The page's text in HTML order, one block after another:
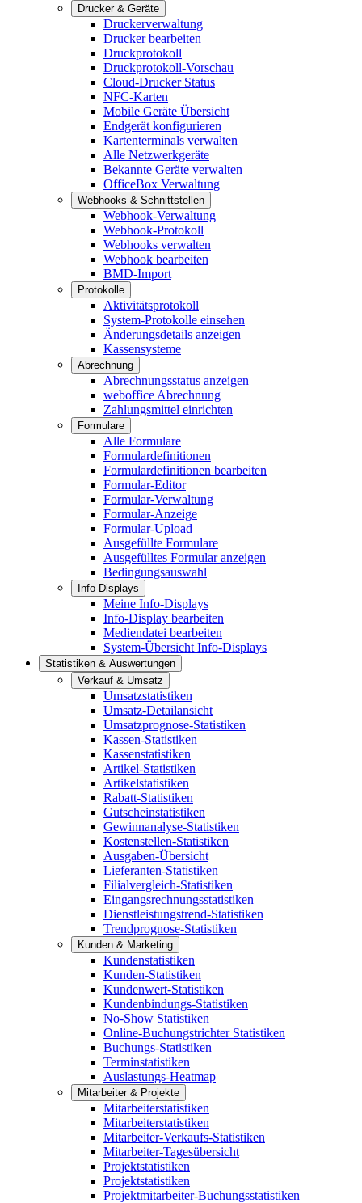
Drucker & Geräte
Druckerverwaltung
Drucker bearbeiten
Druckprotokoll
Druckprotokoll-Vorschau
Cloud-Drucker Status
NFC-Karten
Mobile Geräte Übersicht
Endgerät konfigurieren
Kartenterminals verwalten
Alle Netzwerkgeräte
Bekannte Geräte verwalten
OfficeBox Verwaltung
Webhooks & Schnittstellen
Webhook-Verwaltung
Webhook-Protokoll
Webhooks verwalten
Webhook bearbeiten
BMD-Import
Protokolle
Aktivitätsprotokoll
System-Protokolle einsehen
Änderungsdetails anzeigen
Kassensysteme
Abrechnung
Abrechnungsstatus anzeigen
weboffice Abrechnung
Zahlungsmittel einrichten
Formulare
Alle Formulare
Formulardefinitionen
Formulardefinitionen bearbeiten
Formular-Editor
Formular-Verwaltung
Formular-Anzeige
Formular-Upload
Ausgefüllte Formulare
Ausgefülltes Formular anzeigen
Bedingungsauswahl
Info-Displays
Meine Info-Displays
Info-Display bearbeiten
Mediendatei bearbeiten
System-Übersicht Info-Displays
Statistiken & Auswertungen
Verkauf & Umsatz
Umsatzstatistiken
Umsatz-Detailansicht
Umsatzprognose-Statistiken
Kassen-Statistiken
Kassenstatistiken
Artikel-Statistiken
Artikelstatistiken
Rabatt-Statistiken
Gutscheinstatistiken
Gewinnanalyse-Statistiken
Kostenstellen-Statistiken
Ausgaben-Übersicht
Lieferanten-Statistiken
Filialvergleich-Statistiken
Eingangsrechnungsstatistiken
Dienstleistungstrend-Statistiken
Trendprognose-Statistiken
Kunden & Marketing
Kundenstatistiken
Kunden-Statistiken
Kundenwert-Statistiken
Kundenbindungs-Statistiken
No-Show Statistiken
Online-Buchungstrichter Statistiken
Buchungs-Statistiken
Terminstatistiken
Auslastungs-Heatmap
Mitarbeiter & Projekte
Mitarbeiterstatistiken
Mitarbeiterstatistiken
Mitarbeiter-Verkaufs-Statistiken
Mitarbeiter-Tagesübersicht
Projektstatistiken
Projektstatistiken
Projektmitarbeiter-Buchungsstatistiken